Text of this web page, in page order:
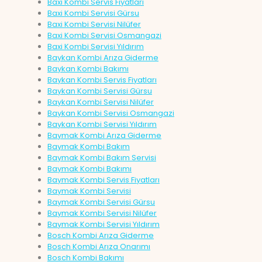
Baxi Kombi Servis Fiyatları
Baxi Kombi Servisi Gürsu
Baxi Kombi Servisi Nilüfer
Baxi Kombi Servisi Osmangazi
Baxi Kombi Servisi Yıldırım
Baykan Kombi Arıza Giderme
Baykan Kombi Bakımı
Baykan Kombi Servis Fiyatları
Baykan Kombi Servisi Gürsu
Baykan Kombi Servisi Nilüfer
Baykan Kombi Servisi Osmangazi
Baykan Kombi Servisi Yıldırım
Baymak Kombi Arıza Giderme
Baymak Kombi Bakım
Baymak Kombi Bakım Servisi
Baymak Kombi Bakımı
Baymak Kombi Servis Fiyatları
Baymak Kombi Servisi
Baymak Kombi Servisi Gürsu
Baymak Kombi Servisi Nilüfer
Baymak Kombi Servisi Yıldırım
Bosch Kombi Arıza Giderme
Bosch Kombi Arıza Onarımı
Bosch Kombi Bakımı